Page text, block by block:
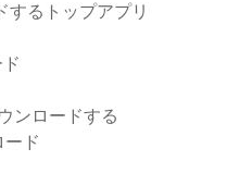
するトップアプリ
ンロードする
ド